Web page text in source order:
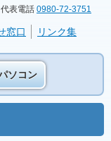
表電話 0980-72-3751
窓口 リンク集
ソコン